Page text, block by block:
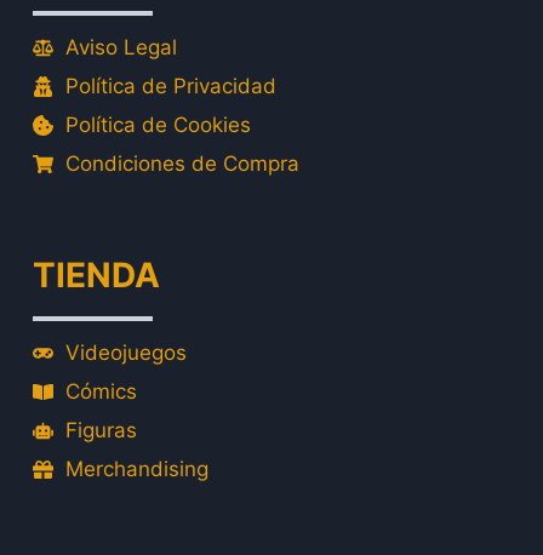
Aviso Legal
Política de Privacidad
Política de Cookies
Condiciones de Compra
TIENDA
Videojuegos
Cómics
Figuras
Merchandising